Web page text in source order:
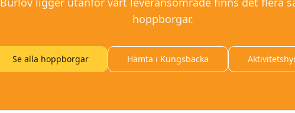
hoppborgar.
Se alla hoppborgar Hämta i Kungsbacka